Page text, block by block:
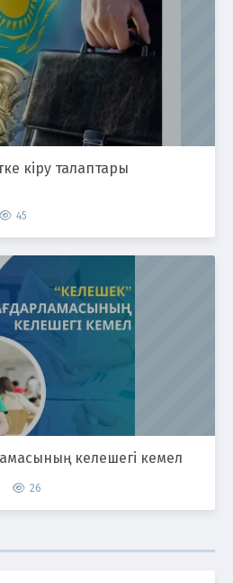
кіру талаптары
45
келешегі кемел
26